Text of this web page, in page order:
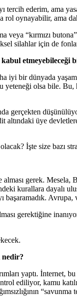
tercih ederim, ama
oynayabilir, ama
“kırmızı
silahlar için de
etmeyebileceği
iyi bir dünyada
olsa bile. Bu,
gerçekten
altındaki üye
İşte size bazı
gerek. Mesela,
kurallara dayalı
Avrupa,
gerektiğine
nedir?
yaptı. İnternet,
ediliyor, kamu